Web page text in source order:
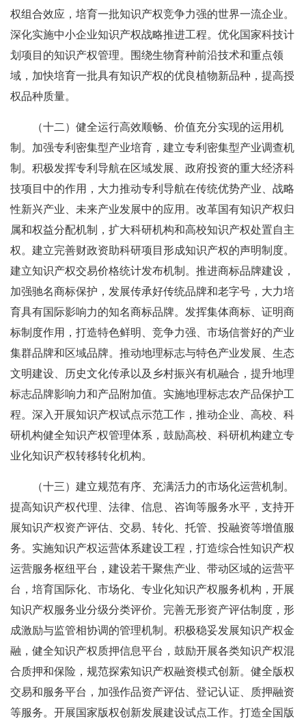
权组合效应，培育一批知识产权竞争力强的世界一流企业。
深化实施中小企业知识产权战略推进工程。优化国家科技计
划项目的知识产权管理。围绕生物育种前沿技术和重点领
域，加快培育一批具有知识产权的优良植物新品种，提高授
权品种质量。
（十二）健全运行高效顺畅、价值充分实现的运用机
制。加强专利密集型产业培育，建立专利密集型产业调查机
制。积极发挥专利导航在区域发展、政府投资的重大经济科
技项目中的作用，大力推动专利导航在传统优势产业、战略
性新兴产业、未来产业发展中的应用。改革国有知识产权归
属和权益分配机制，扩大科研机构和高校知识产权处置自主
权。建立完善财政资助科研项目形成知识产权的声明制度。
建立知识产权交易价格统计发布机制。推进商标品牌建设，
加强驰名商标保护，发展传承好传统品牌和老字号，大力培
育具有国际影响力的知名商标品牌。发挥集体商标、证明商
标制度作用，打造特色鲜明、竞争力强、市场信誉好的产业
集群品牌和区域品牌。推动地理标志与特色产业发展、生态
文明建设、历史文化传承以及乡村振兴有机融合，提升地理
标志品牌影响力和产品附加值。实施地理标志农产品保护工
程。深入开展知识产权试点示范工作，推动企业、高校、科
研机构健全知识产权管理体系，鼓励高校、科研机构建立专
业化知识产权转移转化机构。
（十三）建立规范有序、充满活力的市场化运营机制。
提高知识产权代理、法律、信息、咨询等服务水平，支持开
展知识产权资产评估、交易、转化、托管、投融资等增值服
务。实施知识产权运营体系建设工程，打造综合性知识产权
运营服务枢纽平台，建设若干聚焦产业、带动区域的运营平
台，培育国际化、市场化、专业化知识产权服务机构，开展
知识产权服务业分级分类评价。完善无形资产评估制度，形
成激励与监管相协调的管理机制。积极稳妥发展知识产权金
融，健全知识产权质押信息平台，鼓励开展各类知识产权混
合质押和保险，规范探索知识产权融资模式创新。健全版权
交易和服务平台，加强作品资产评估、登记认证、质押融资
等服务。开展国家版权创新发展建设试点工作。打造全国版